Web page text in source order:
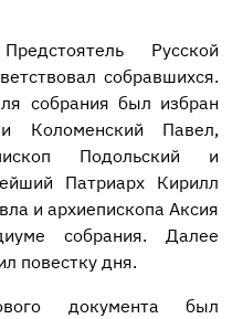
Русской
собравшихся.
собрания был избран
Коломенский Павел,
Подольский и
Патриарх Кирилл
и архиепископа Аксия
собрания. Далее
повестку дня.
документа был